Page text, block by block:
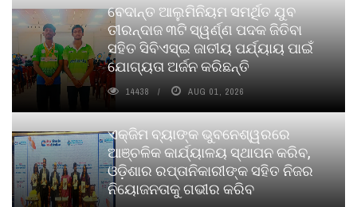
ବେଦାନ୍ତ ଆଲୁମିନିୟମ ସମର୍ଥିତ ଯୁବ
ତୀରନ୍ଦାଜ ୩ଟି ସ୍ୱର୍ଣ୍ଣ ପଦକ ଜିତିବା
ସହିତ ସିବିଏସ୍ଇ ଜାତୀୟ ପର୍ଯ୍ୟାୟ ପାଇଁ
ଯୋଗ୍ୟତା ଅର୍ଜନ କରିଛନ୍ତି
14438 AUG 01, 2026
ଏକ୍ଜିମ ବ୍ୟାଙ୍କ ଭୁବନେଶ୍ୱରରେ
ଆଞ୍ଚଳିକ କାର୍ଯ୍ୟାଳୟ ସ୍ଥାପନ କରିବ,
ଓଡ଼ିଶାର ରପ୍ତାନିକାରୀଙ୍କ ସହିତ ନିଜର
ନିୟୋଜନତାକୁ ଗଭୀର କରିବ